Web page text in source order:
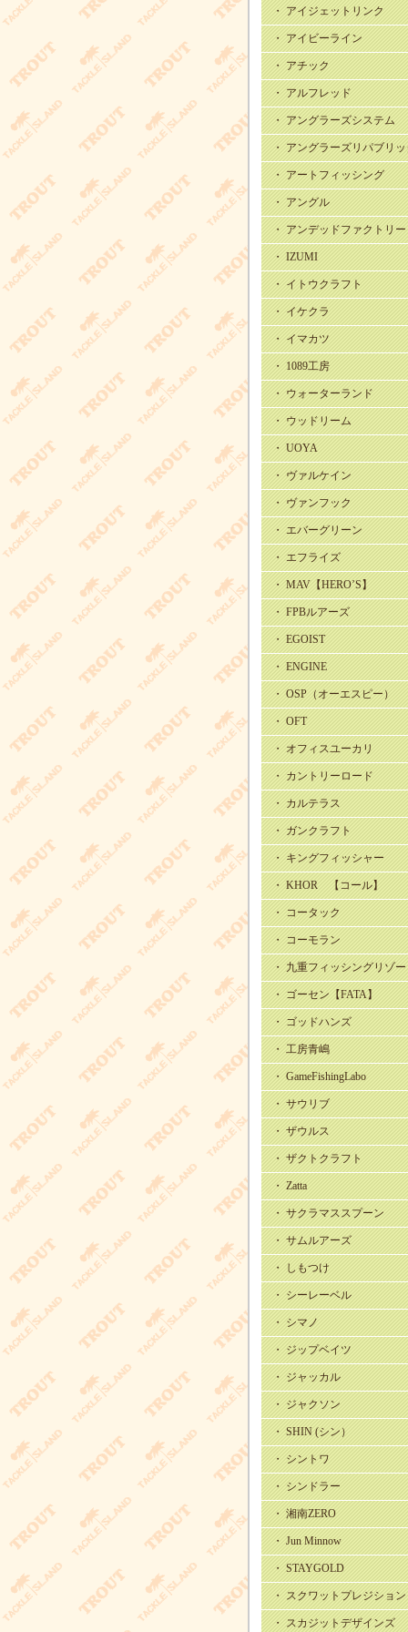
・ アイジェットリンク
・ アイビーライン
・ アチック
・ アルフレッド
・ アングラーズシステム
・ アングラーズリパブリ
・ アートフィッシング
・ アングル
・ アンデッドファクトリー
・ IZUMI
・ イトウクラフト
・ イケクラ
・ イマカツ
・ 1089工房
・ ウォーターランド
・ ウッドリーム
・ UOYA
・ ヴァルケイン
・ ヴァンフック
・ エバーグリーン
・ エフライズ
・ MAV【HERO’S】
・ FPBルアーズ
・ EGOIST
・ ENGINE
・ OSP（オーエスピー）
・ OFT
・ オフィスユーカリ
・ カントリーロード
・ カルテラス
・ ガンクラフト
・ キングフィッシャー
・ KHOR 【コール】
・ コータック
・ コーモラン
・ 九重フィッシングリゾ
・ ゴーセン【FATA】
・ ゴッドハンズ
・ 工房青嶋
・ GameFishingLabo
・ サウリブ
・ ザウルス
・ ザクトクラフト
・ Zatta
・ サクラマススプーン
・ サムルアーズ
・ しもつけ
・ シーレーベル
・ シマノ
・ ジップベイツ
・ ジャッカル
・ ジャクソン
・ SHIN (シン）
・ シントワ
・ シンドラー
・ 湘南ZERO
・ Jun Minnow
・ STAYGOLD
・ スクワットプレジション
・ スカジットデザインズ